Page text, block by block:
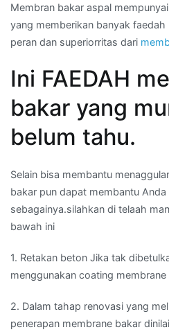
Membran bakar aspal
yang memberikan banyak
peran dan superiorritas dari
Ini FAEDAH
bakar yang
belum tahu.
Selain bisa membantu
bakar pun dapat membantu
sebagainya.silahkan di telaah
bawah ini
1. Retakan beton Jika tak
menggunakan coating membrane
2. Dalam tahap renovasi yang
penerapan membrane bakar